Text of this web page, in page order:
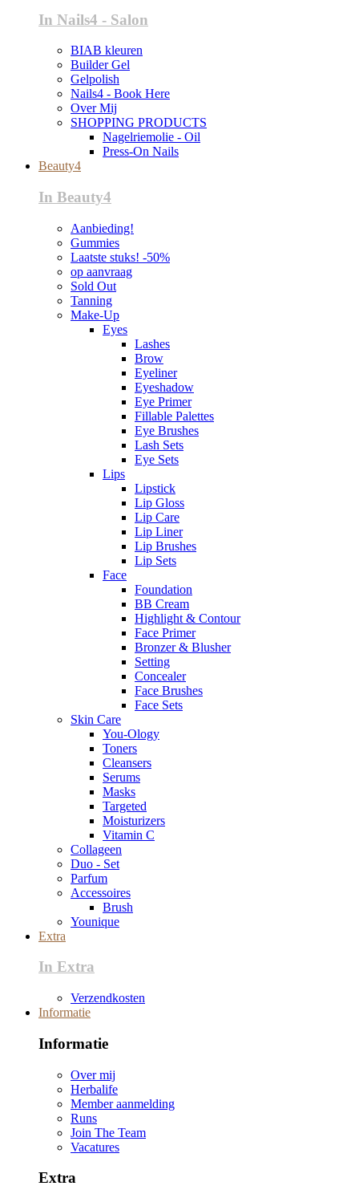
In Nails4 - Salon
BIAB kleuren
Builder Gel
Gelpolish
Nails4 - Book Here
Over Mij
SHOPPING PRODUCTS
Nagelriemolie - Oil
Press-On Nails
Beauty4
In Beauty4
Aanbieding!
Gummies
Laatste stuks! -50%
op aanvraag
Sold Out
Tanning
Make-Up
Eyes
Lashes
Brow
Eyeliner
Eyeshadow
Eye Primer
Fillable Palettes
Eye Brushes
Lash Sets
Eye Sets
Lips
Lipstick
Lip Gloss
Lip Care
Lip Liner
Lip Brushes
Lip Sets
Face
Foundation
BB Cream
Highlight & Contour
Face Primer
Bronzer & Blusher
Setting
Concealer
Face Brushes
Face Sets
Skin Care
You-Ology
Toners
Cleansers
Serums
Masks
Targeted
Moisturizers
Vitamin C
Collageen
Duo - Set
Parfum
Accessoires
Brush
Younique
Extra
In Extra
Verzendkosten
Informatie
Informatie
Over mij
Herbalife
Member aanmelding
Runs
Join The Team
Vacatures
Extra